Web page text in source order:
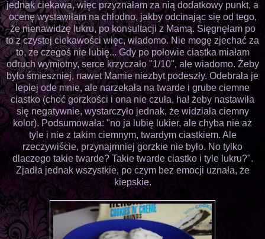
jednak ciekawa, więc przyznałam za nią dodatkowy punkt, a
ocenę wystawiłam na chłodno, jakby odcinając się od tego,
że nienawidzę lukru, po konsultacji z Mamą. Sięgnęłam po
to z czystej ciekawości więc, wiadomo. Nie mogę zjechać za
to, ze czegoś nie lubię... Gdy po połowie ciastka miałam
odruch wymiotny, serce krzyczało "1/10", ale wiadomo. Żeby
było śmieszniej, nawet Mamie niezbyt podeszły. Odebrała je
lepiej ode mnie, ale narzekała na twarde i grube ciemne
ciastko (choć gorzkości i ona nie czuła, ha! żeby nastawiła
się negatywnie, wystarczyło jednak, że widziała ciemny
kolor). Podsumowała: "no ja lubię lukier, ale chyba nie aż
tyle i nie z takim ciemnym, twardym ciastkiem. Ale
rzeczywiście, przynajmniej gorzkie nie było. No tylko
dlaczego takie twarde? Takie twarde ciastko i tyle lukru?".
Zjadła jednak wszystkie, po czym bez emocji uznała, że
kiepskie.